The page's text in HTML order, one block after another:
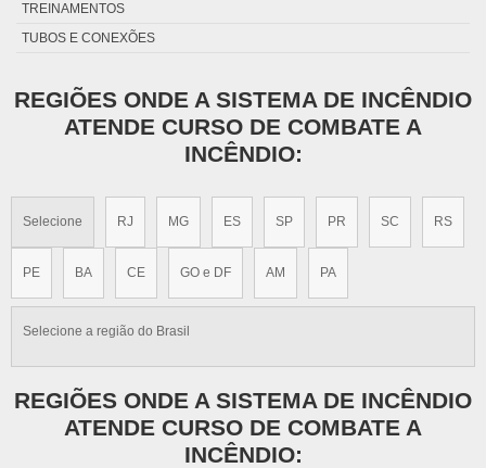
TREINAMENTOS
TUBOS E CONEXÕES
REGIÕES ONDE A SISTEMA DE INCÊNDIO
ATENDE CURSO DE COMBATE A
INCÊNDIO:
Selecione RJ MG ES SP PR SC RS
PE BA CE GO e DF AM PA
Selecione a região do Brasil
REGIÕES ONDE A SISTEMA DE INCÊNDIO
ATENDE CURSO DE COMBATE A
INCÊNDIO: